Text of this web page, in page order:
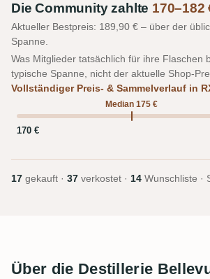
Die Community zahlte 170–182
Aktueller Bestpreis: 189,90 € – über der
Spanne.
Was Mitglieder tatsächlich für ihre Flaschen
typische Spanne, nicht der aktuelle Shop-
Vollständiger Preis- & Sammelverlauf in
Median 175 €
170 €
17 gekauft · 37 verkostet · 14 Wunschliste ·
Über die Destillerie